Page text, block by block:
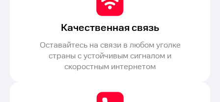
Качественная связь
Оставайтесь на связи в любом уголке
страны с устойчивым сигналом и
скоростным интернетом